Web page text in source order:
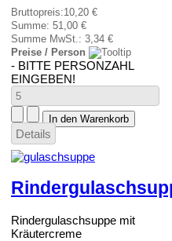
Bruttopreis:10,20 €
Summe: 51,00 €
Summe MwSt.: 3,34 €
Preise / Person
- BITTE PERSONZAHL
EINGEBEN!
Details
Rindergulaschsuppe mit
Kräutercreme